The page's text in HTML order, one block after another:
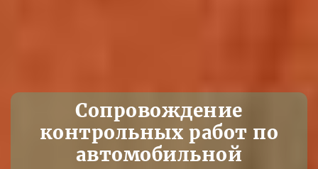
Сопровождение
контрольных работ по
автомобильной